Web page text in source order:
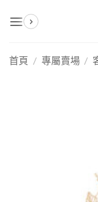
首頁 / 專屬賣場 /